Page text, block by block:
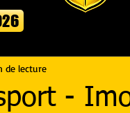
-
de lecture